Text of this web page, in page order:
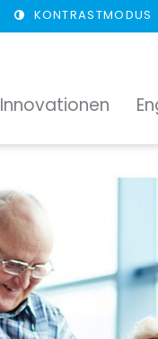
KONTRASTMODUS
Innovationen